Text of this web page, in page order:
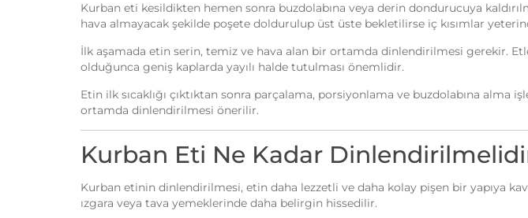
Kurban eti kesildikten hemen sonra buzdolabına veya derin dondurucuya
hava almayacak şekilde poşete doldurulup üst üste bekletilirse iç kısımlar
İlk aşamada etin serin, temiz ve hava alan bir ortamda dinlendirilmesi gerekir.
olduğunca geniş kaplarda yayılı halde tutulması önemlidir.
Etin ilk sıcaklığı çıktıktan sonra parçalama, porsiyonlama ve buzdolabına
ortamda dinlendirilmesi önerilir.
Kurban Eti Ne Kadar
Kurban etinin dinlendirilmesi, etin daha lezzetli ve daha kolay pişen bir yapıya
ızgara veya tava yemeklerinde daha belirgin hissedilir.